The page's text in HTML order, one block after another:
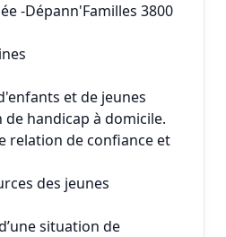
-Dépann'Familles 3800
et de jeunes
handicap à domicile.
relation de confiance et
des jeunes
situation de